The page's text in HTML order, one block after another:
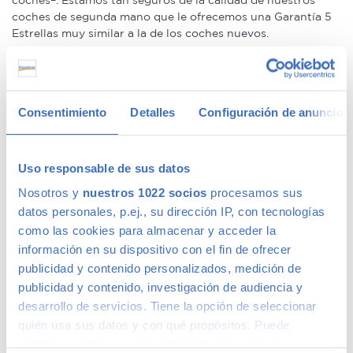
Consentimiento Detalles Configuración de anuncios
Uso responsable de sus datos
Nosotros y nuestros 1022 socios procesamos sus
datos personales, p.ej., su dirección IP, con tecnologías
como las cookies para almacenar y acceder la
información en su dispositivo con el fin de ofrecer
publicidad y contenido personalizados, medición de
publicidad y contenido, investigación de audiencia y
desarrollo de servicios. Tiene la opción de seleccionar
quién usa sus datos y con qué propósitos. Puede
coches de segunda mano que le ofrecemos una Garantía 5
Estrellas muy similar a la de los coches nuevos.
Concesionario de ocasión multimarca
En Canalcar, el concesionario de coches de ocasión más
grande de Madrid, disponemos de una gran variedad de
que mejor se adapte a tus necesidades, con la mejor
relación calidad-precio. O si lo prefieres, ven a vernos y te
Calidad Canalcar
Compra con total tranquilidad, sólo 1 de cada 4 coches
acaba siendo un coche Canalcar. Saber más